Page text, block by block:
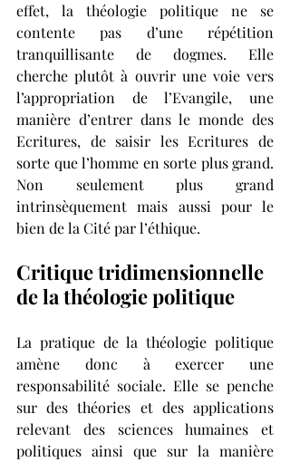
effet, la théologie politique ne se
contente pas d’une répétition
tranquillisante de dogmes. Elle
cherche plutôt à ouvrir une voie vers
l’appropriation de l’Evangile, une
manière d’entrer dans le monde des
Ecritures, de saisir les Ecritures de
sorte que l’homme en sorte plus grand.
Non seulement plus grand
intrinsèquement mais aussi pour le
bien de la Cité par l’éthique.
Critique tridimensionnelle
de la théologie politique
La pratique de la théologie politique
amène donc à exercer une
responsabilité sociale. Elle se penche
sur des théories et des applications
relevant des sciences humaines et
politiques ainsi que sur la manière